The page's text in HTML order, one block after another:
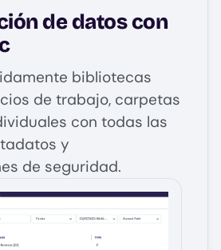
de datos con
bibliotecas
de trabajo, carpetas
con todas las
y
de seguridad.